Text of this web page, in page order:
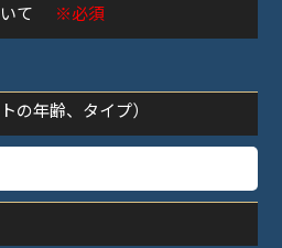
て ※必須
の年齢、タイプ）